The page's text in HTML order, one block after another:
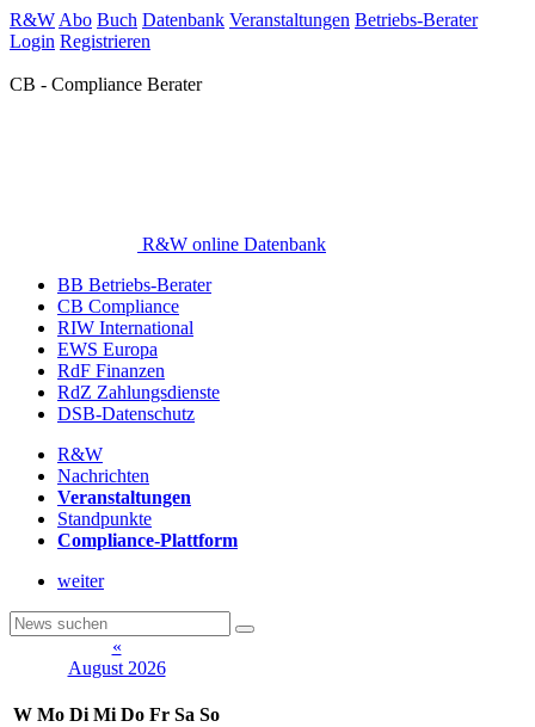
R&W Abo Buch Datenbank Veranstaltungen Betriebs-Berater
Login Registrieren
CB - Compliance Berater
R&W online Datenbank
BB Betriebs-Berater
CB Compliance
RIW International
EWS Europa
RdF Finanzen
RdZ Zahlungsdienste
DSB-Datenschutz
R&W
Nachrichten
Veranstaltungen
Standpunkte
Compliance-Plattform
weiter
«
August 2026
W Mo Di Mi Do Fr Sa So